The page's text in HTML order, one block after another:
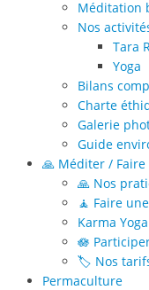
Méditation
Nos
Tara
Yoga
Bilans
Charte
Galerie
Guide
🙏 Méditer /
🙏 Nos
🧘 Faire
Karma
🪷
🏷️ Nos
Permaculture